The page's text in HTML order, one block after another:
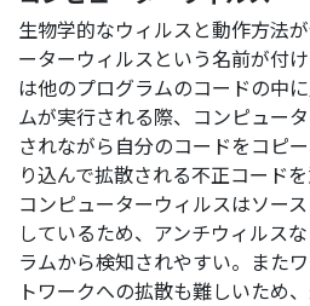
生物学的なウィルスと動作方法
ーターウィルスという名前が付
は他のプログラムのコードの中
ムが実行される際、コンピュー
されながら自分のコードをコピ
り込んで拡散される不正コードを
コンピューターウィルスはソー
しているため、アンチウィルス
ラムから検知されやすい。また
トワークへの拡散も難しいため